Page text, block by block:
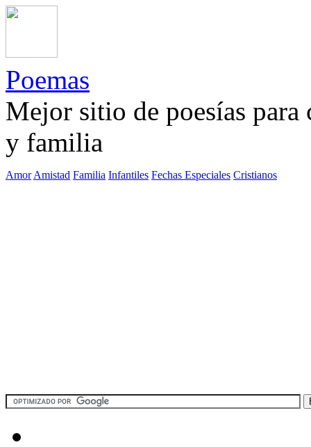
Poemas
Mejor sitio de poesías
y familia
Amor Amistad Familia Infantiles Fechas Especiales Cristianos